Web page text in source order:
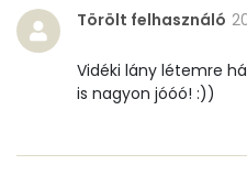
Törölt felhasználó
Vidéki lány létemre
is nagyon jóóó! :))